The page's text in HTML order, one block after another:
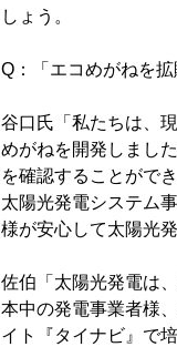
しょう。
Q：「エコめがねを
谷口氏「私たちは、
めがねを開発しまし
を確認することがで
太陽光発電システム
様が安心して太陽光
佐伯「太陽光発電は
本中の発電事業者様
イト『タイナビ』で